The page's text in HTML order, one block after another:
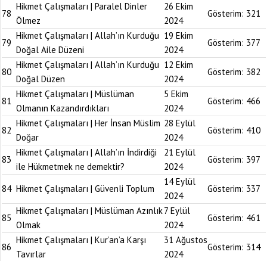
78
Hikmet Çalışmaları | Paralel Dinler
Ölmez
26 Ekim
2024
Gösterim: 321
79
Hikmet Çalışmaları | Allah’ın Kurduğu
Doğal Aile Düzeni
19 Ekim
2024
Gösterim: 377
80
Hikmet Çalışmaları | Allah’ın Kurduğu
Doğal Düzen
12 Ekim
2024
Gösterim: 382
81
Hikmet Çalışmaları | Müslüman
Olmanın Kazandırdıkları
5 Ekim
2024
Gösterim: 466
82
Hikmet Çalışmaları | Her İnsan Müslim
Doğar
28 Eylül
2024
Gösterim: 410
83
Hikmet Çalışmaları | Allah’ın İndirdiği
ile Hükmetmek ne demektir?
21 Eylül
2024
Gösterim: 397
84 Hikmet Çalışmaları | Güvenli Toplum
14 Eylül
2024
Gösterim: 337
85
Hikmet Çalışmaları | Müslüman Azınlık
Olmak
7 Eylül
2024
Gösterim: 461
86
Hikmet Çalışmaları | Kur’an’a Karşı
Tavırlar
31 Ağustos
2024
Gösterim: 314